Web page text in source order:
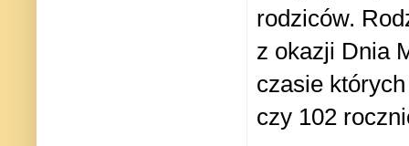
rodziców.
z okazji Dnia
czasie
czy 102